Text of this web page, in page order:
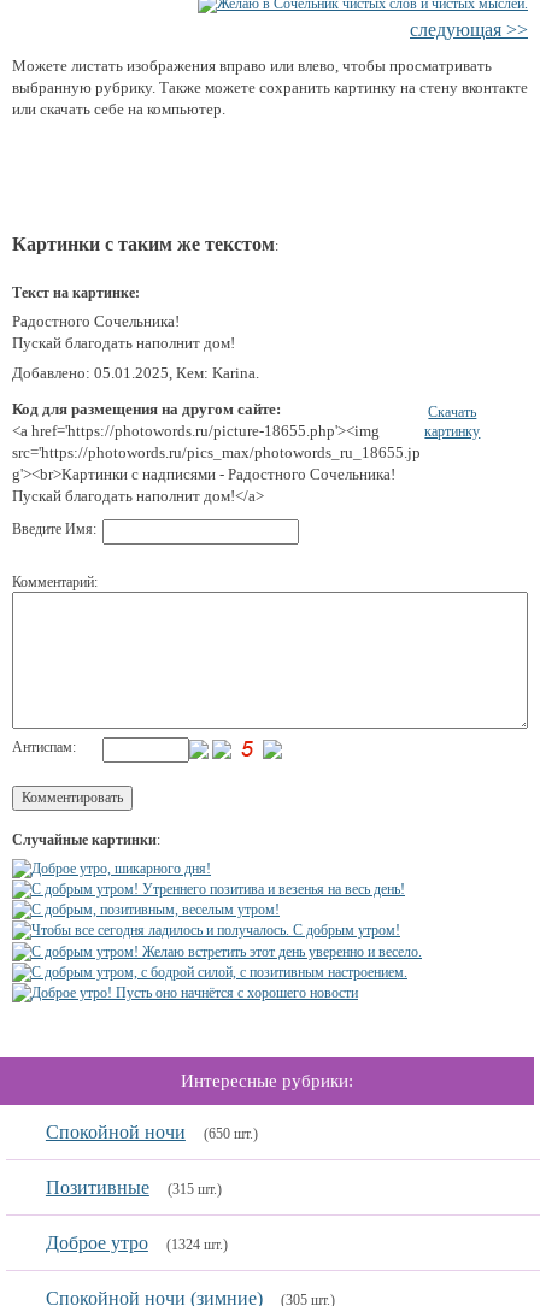
следующая >>
Можете листать изображения вправо или влево, чтобы просматривать
выбранную рубрику. Также можете сохранить картинку на стену вконтакте
или скачать себе на компьютер.
Картинки с таким же текстом:
Текст на картинке:
Радостного Сочельника!
Пускай благодать наполнит дом!
Добавлено: 05.01.2025, Кем: Karina.
Код для размещения на другом сайте:
<a href='https://photowords.ru/picture-18655.php'><img
src='https://photowords.ru/pics_max/photowords_ru_18655.jp
g'><br>Картинки с надписями - Радостного Сочельника!
Пускай благодать наполнит дом!</a>
Скачать
картинку
Введите Имя:
Комментарий:
Антиспам:
Случайные картинки:
Интересные рубрики:
Спокойной ночи (650 шт.)
Позитивные (315 шт.)
Доброе утро (1324 шт.)
Спокойной ночи (зимние) (305 шт.)